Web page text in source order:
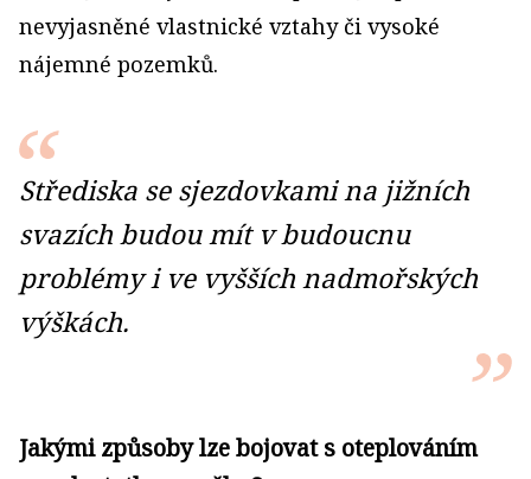
nevyjasněné vlastnické vztahy či vysoké
nájemné pozemků.
Střediska se sjezdovkami na jižních
svazích budou mít v budoucnu
problémy i ve vyšších nadmořských
výškách.
Jakými způsoby lze bojovat s oteplováním